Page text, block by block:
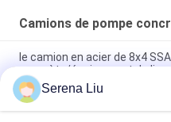
Camions de pompe
le camion en acier de 8x4
concrète/équipement de
camion mobile de la pompe
hydraulique 37m 360HP de
Serena Liu